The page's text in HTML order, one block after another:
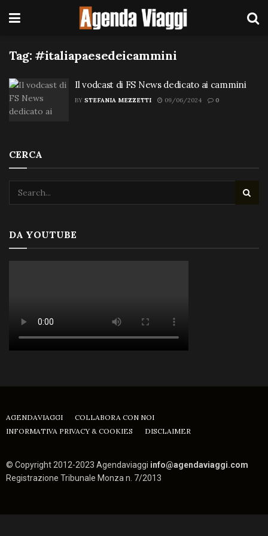
Tag: #italiapaesedeicammini
Il vodcast di FS News dedicato ai cammini
BY STEFANIA MEZZETTI 09/06/2024 0
CERCA
DA YOUTUBE
AGENDAVIAGGI
COLLABORA CON NOI
INFORMATIVA PRIVACY & COOKIES
DISCLAIMER
© Copyright 2012-2023 Agendaviaggi info@agendaviaggi.com
Registrazione Tribunale Monza n. 7/2013